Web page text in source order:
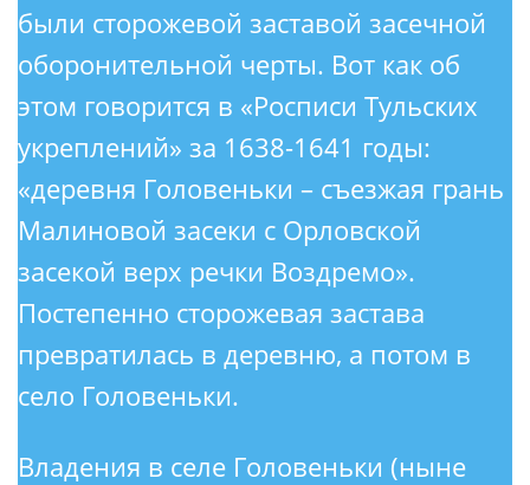
были сторожевой заставой засечной
оборонительной черты. Вот как об
этом говорится в «Росписи Тульских
укреплений» за 1638-1641 годы:
«деревня Головеньки – съезжая грань
Малиновой засеки с Орловской
засекой верх речки Воздремо».
Постепенно сторожевая застава
превратилась в деревню, а потом в
село Головеньки.
Владения в селе Головеньки (ныне